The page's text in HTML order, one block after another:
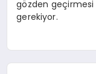
gözden geçirmesi
gerekiyor.